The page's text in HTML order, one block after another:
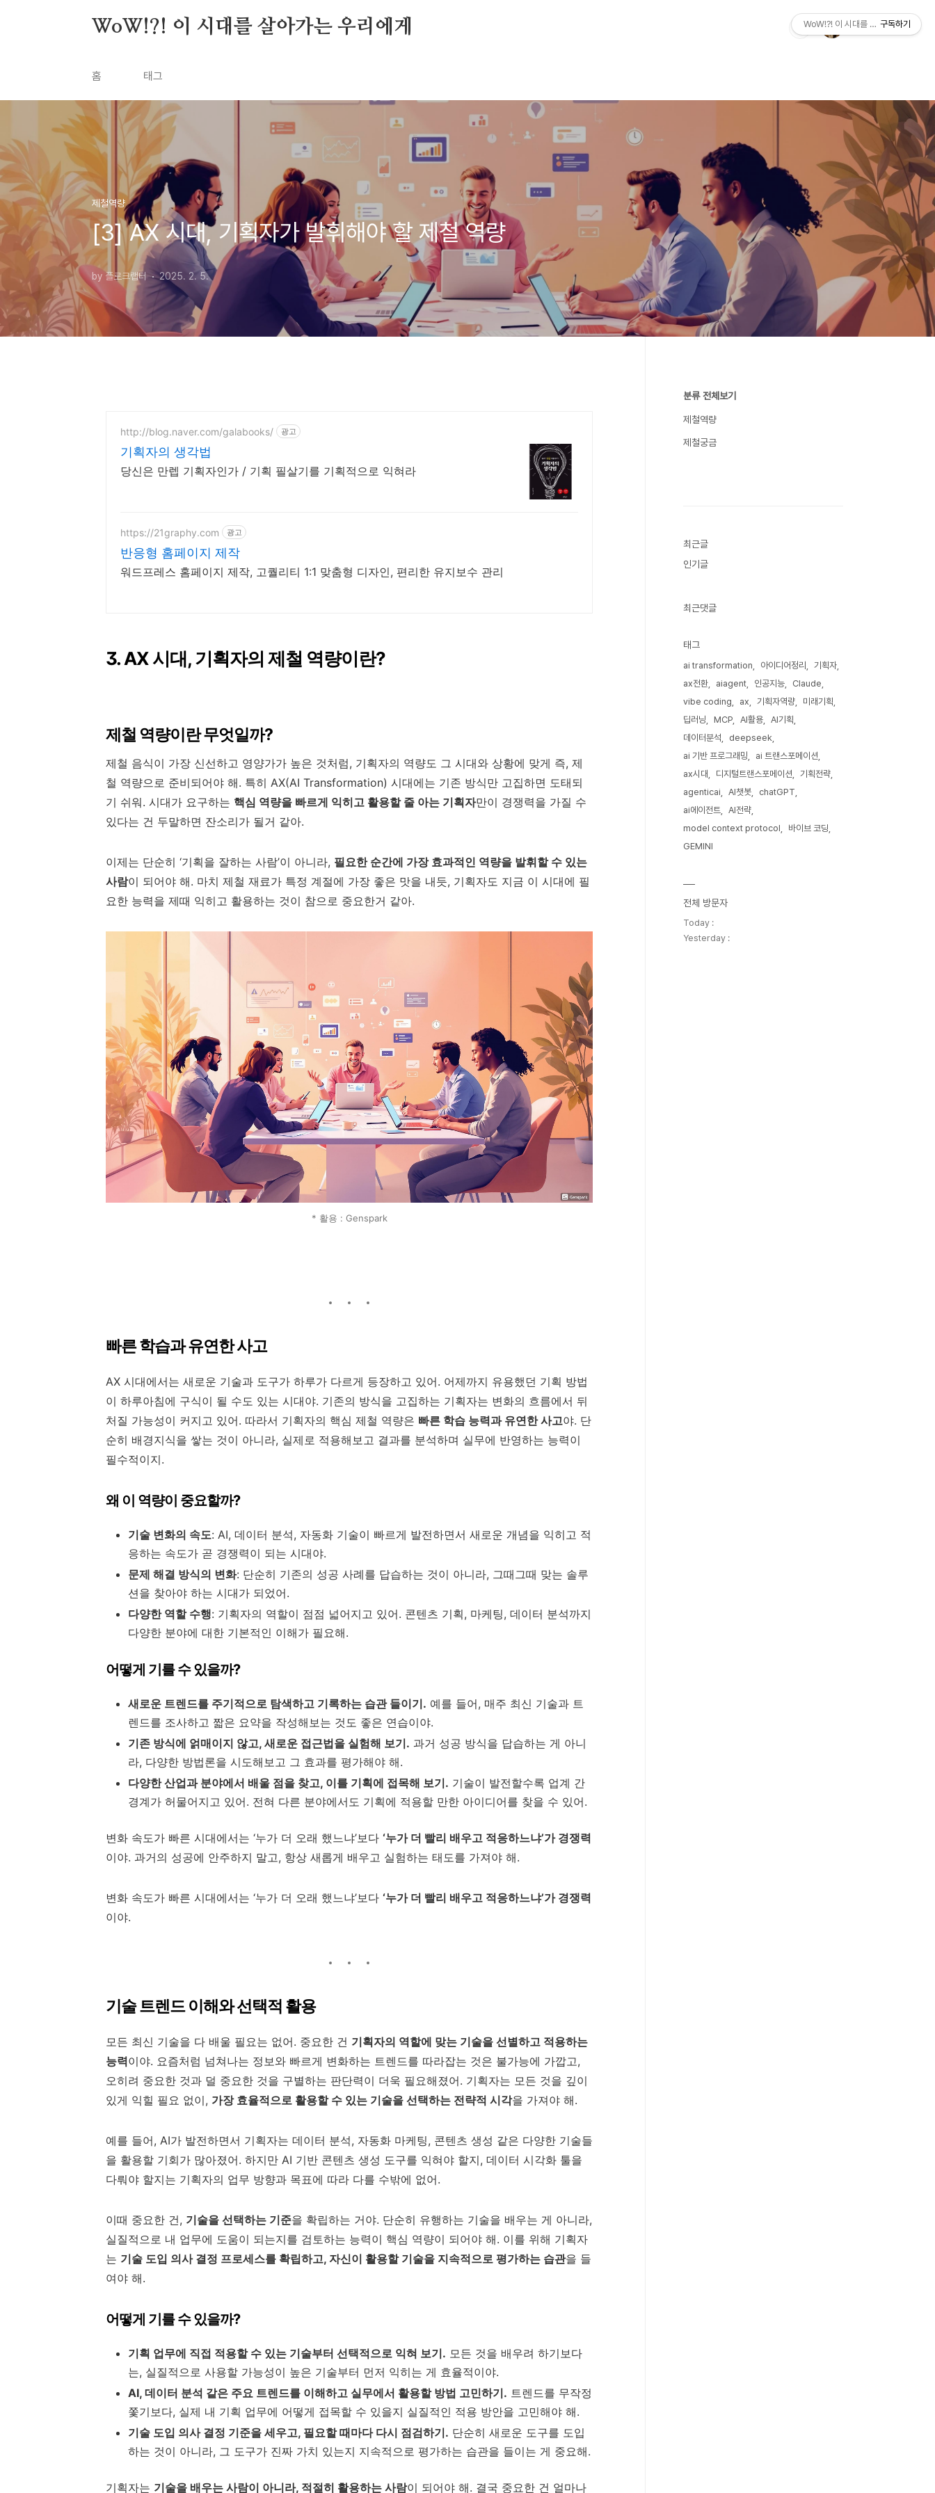
WoW!?! 이 시대를 살아가는 우리에게
홈 태그
제철역량
[3] AX 시대, 기획자가 발휘해야 할 제철 역량
by 플로크랩터 2025. 2. 5.
http://blog.naver.com/galabooks/ 광고
기획자의 생각법
당신은 만렙 기획자인가 / 기획 필살기를 기획적으로 익혀라
https://21graphy.com 광고
반응형 홈페이지 제작
워드프레스 홈페이지 제작, 고퀄리티 1:1 맞춤형 디자인, 편리한 유지보수 관리
3. AX 시대, 기획자의 제철 역량이란?
제철 역량이란 무엇일까?
제철 음식이 가장 신선하고 영양가가 높은 것처럼, 기획자의 역량도 그 시대와 상황에 맞게 즉, 제
철 역량으로 준비되어야 해. 특히 AX(AI Transformation) 시대에는 기존 방식만 고집하면 도태되
기 쉬워. 시대가 요구하는 핵심 역량을 빠르게 익히고 활용할 줄 아는 기획자만이 경쟁력을 가질 수
있다는 건 두말하면 잔소리가 될거 같아.
이제는 단순히 ‘기획을 잘하는 사람’이 아니라, 필요한 순간에 가장 효과적인 역량을 발휘할 수 있는
사람이 되어야 해. 마치 제철 재료가 특정 계절에 가장 좋은 맛을 내듯, 기획자도 지금 이 시대에 필
요한 능력을 제때 익히고 활용하는 것이 참으로 중요한거 같아.
* 활용 : Genspark
빠른 학습과 유연한 사고
AX 시대에서는 새로운 기술과 도구가 하루가 다르게 등장하고 있어. 어제까지 유용했던 기획 방법
이 하루아침에 구식이 될 수도 있는 시대야. 기존의 방식을 고집하는 기획자는 변화의 흐름에서 뒤
처질 가능성이 커지고 있어. 따라서 기획자의 핵심 제철 역량은 빠른 학습 능력과 유연한 사고야. 단
순히 배경지식을 쌓는 것이 아니라, 실제로 적용해보고 결과를 분석하며 실무에 반영하는 능력이
필수적이지.
왜 이 역량이 중요할까?
기술 변화의 속도: AI, 데이터 분석, 자동화 기술이 빠르게 발전하면서 새로운 개념을 익히고 적
응하는 속도가 곧 경쟁력이 되는 시대야.
문제 해결 방식의 변화: 단순히 기존의 성공 사례를 답습하는 것이 아니라, 그때그때 맞는 솔루
션을 찾아야 하는 시대가 되었어.
다양한 역할 수행: 기획자의 역할이 점점 넓어지고 있어. 콘텐츠 기획, 마케팅, 데이터 분석까지
다양한 분야에 대한 기본적인 이해가 필요해.
어떻게 기를 수 있을까?
새로운 트렌드를 주기적으로 탐색하고 기록하는 습관 들이기. 예를 들어, 매주 최신 기술과 트
렌드를 조사하고 짧은 요약을 작성해보는 것도 좋은 연습이야.
기존 방식에 얽매이지 않고, 새로운 접근법을 실험해 보기. 과거 성공 방식을 답습하는 게 아니
라, 다양한 방법론을 시도해보고 그 효과를 평가해야 해.
다양한 산업과 분야에서 배울 점을 찾고, 이를 기획에 접목해 보기. 기술이 발전할수록 업계 간
경계가 허물어지고 있어. 전혀 다른 분야에서도 기획에 적용할 만한 아이디어를 찾을 수 있어.
변화 속도가 빠른 시대에서는 ‘누가 더 오래 했느냐’보다 ‘누가 더 빨리 배우고 적응하느냐’가 경쟁력
이야. 과거의 성공에 안주하지 말고, 항상 새롭게 배우고 실험하는 태도를 가져야 해.
변화 속도가 빠른 시대에서는 ‘누가 더 오래 했느냐’보다 ‘누가 더 빨리 배우고 적응하느냐’가 경쟁력
이야.
기술 트렌드 이해와 선택적 활용
모든 최신 기술을 다 배울 필요는 없어. 중요한 건 기획자의 역할에 맞는 기술을 선별하고 적용하는
능력이야. 요즘처럼 넘쳐나는 정보와 빠르게 변화하는 트렌드를 따라잡는 것은 불가능에 가깝고,
오히려 중요한 것과 덜 중요한 것을 구별하는 판단력이 더욱 필요해졌어. 기획자는 모든 것을 깊이
있게 익힐 필요 없이, 가장 효율적으로 활용할 수 있는 기술을 선택하는 전략적 시각을 가져야 해.
예를 들어, AI가 발전하면서 기획자는 데이터 분석, 자동화 마케팅, 콘텐츠 생성 같은 다양한 기술들
을 활용할 기회가 많아졌어. 하지만 AI 기반 콘텐츠 생성 도구를 익혀야 할지, 데이터 시각화 툴을
다뤄야 할지는 기획자의 업무 방향과 목표에 따라 다를 수밖에 없어.
이때 중요한 건, 기술을 선택하는 기준을 확립하는 거야. 단순히 유행하는 기술을 배우는 게 아니라,
실질적으로 내 업무에 도움이 되는지를 검토하는 능력이 핵심 역량이 되어야 해. 이를 위해 기획자
는 기술 도입 의사 결정 프로세스를 확립하고, 자신이 활용할 기술을 지속적으로 평가하는 습관을 들
여야 해.
어떻게 기를 수 있을까?
기획 업무에 직접 적용할 수 있는 기술부터 선택적으로 익혀 보기. 모든 것을 배우려 하기보다
는, 실질적으로 사용할 가능성이 높은 기술부터 먼저 익히는 게 효율적이야.
AI, 데이터 분석 같은 주요 트렌드를 이해하고 실무에서 활용할 방법 고민하기. 트렌드를 무작정
쫓기보다, 실제 내 기획 업무에 어떻게 접목할 수 있을지 실질적인 적용 방안을 고민해야 해.
기술 도입 의사 결정 기준을 세우고, 필요할 때마다 다시 점검하기. 단순히 새로운 도구를 도입
하는 것이 아니라, 그 도구가 진짜 가치 있는지 지속적으로 평가하는 습관을 들이는 게 중요해.
기획자는 기술을 배우는 사람이 아니라, 적절히 활용하는 사람이 되어야 해. 결국 중요한 건 얼마나
분류 전체보기
제철역량
제철궁금
최근글
인기글
최근댓글
태그
ai transformation 아이디어정리
기획자
ax전환
aiagent 인공지능
Claude
vibe coding
ax 기획자역량
미래기획
딥러닝
MCP AI활용
AI기획
데이터분석
deepseek
ai 기반 프로그래밍
ai 트랜스포메이션
ax시대
디지털트랜스포메이션
기획전략
agenticai
AI챗봇
chatGPT
ai에이전트
AI전략
model context protocol
바이브 코딩
GEMINI
전체 방문자
Today :
Yesterday :
WoW!?! 이 시대를 살아가는 우리에게
구독하기